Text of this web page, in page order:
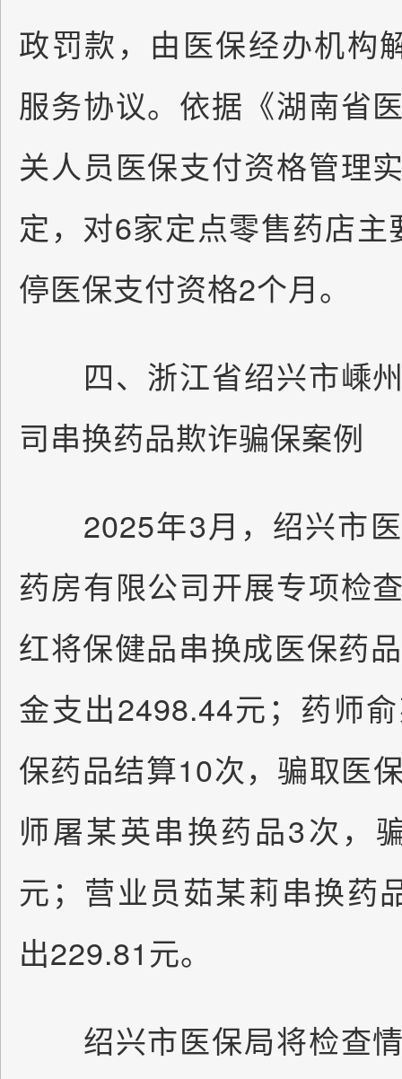
政罚款，由医保经办机构
服务协议。依据《湖南省
关人员医保支付资格管理
定，对6家定点零售药店
停医保支付资格2个月。
四、浙江省绍兴市嵊州
司串换药品欺诈骗保案例
2025年3月，绍兴市医
药房有限公司开展专项检
红将保健品串换成医保药
金支出2498.44元；药师
保药品结算10次，骗取医
师屠某英串换药品3次，
元；营业员茹某莉串换药
出229.81元。
绍兴市医保局将检查情